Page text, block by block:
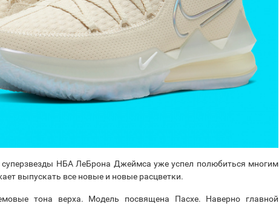
суперзвезды НБА ЛеБрона Джеймса уже успел полюбиться многим
выпускать все новые и новые расцветки.
тона верха. Модель посвящена Пасхе. Наверно главной